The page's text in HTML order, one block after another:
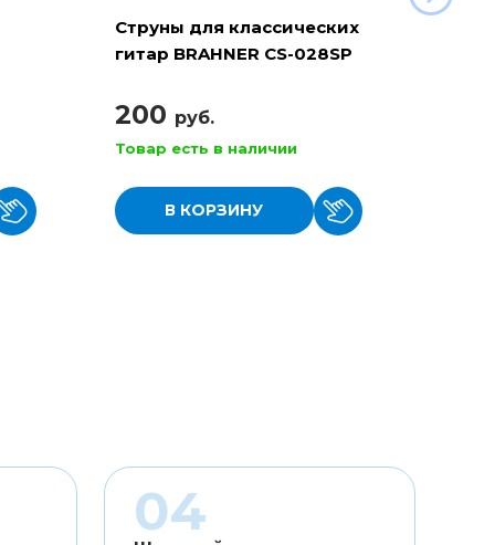
Струны для классических
гитар BRAHNER CS-028SP
200 руб.
Товар есть в наличии
В КОРЗИНУ